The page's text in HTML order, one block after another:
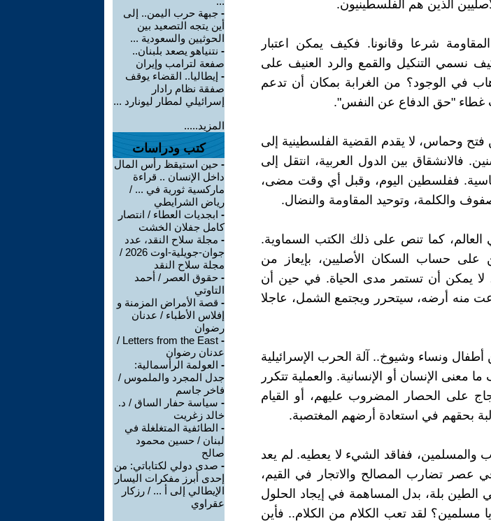
الذين هم الفلسطينيون.
شرعا وقانونا. فكيف يمكن اعتبار
نسمي التنكيل والقمع والرد العنيف على
في الوجود؟ من الغرابة بمكان أن تدعم
غطاء "حق الدفاع عن النفس".
فتح وحماس، لا يقدم القضية الفلسطينية إلى
فالانشقاق بين الدول العربية، انتقل إلى
ففلسطين اليوم، وقبل أي وقت مضى،
والكلمة، وتوحيد المقاومة والنضال.
العالم، كما تنص على ذلك الكتب السماوية.
حساب السكان الأصليين، بإيعاز من
لا يمكن أن تستمر مدى الحياة. في حين أن
منه أرضه، سيتحرر ويجتمع الشمل، عاجلا
أطفال ونساء وشيوخ.. آلة الحرب الإسرائيلية
معنى الإنسان أو الإنسانية. والعملية تتكرر
على الحصار المضروب عليهم، أو القيام
بحقهم في استعادة أرضهم المغتصبة.
والمسلمين، ففاقد الشيء لا يعطيه. لم يعد
عصر تضارب المصالح والاتجار في القيم،
الطين بلة، بدل المساهمة في إيجاد الحلول
مسلمين؟ لقد تعب الكلام من الكلام.. فأين
- جبهة حرب اليمن.. إلى
أين يتجه التصعيد بين
الحوثيين والسعودية ...
- نتنياهو يصعد بلبنان..
صفعة لترامب وإيران
- إيطاليا.. القضاء يوقف
صفقة نظام رادار
إسرائيلي لمطار ليونارد ...
المزيد.....
كتب ودراسات
- حين استيقظ رأس المال
داخل الإنسان .. قراءة
ماركسية ثورية في ... /
رياض الشرايطي
- ابجديات العطاء / انتصار
كامل جفلان الخشت
- مجلة سلاح النقد، عدد
جوان-جويلية-اوت 2026 /
مجلة سلاح النقد
- حقوق العصر / أحمد
التاوتي
- قصة الأمراض المزمنة و
إفلاس الأطباء / عدنان
رضوان
-
Letters from the East /
عدنان رضوان
- العولمة الرأسمالية:
جدل المجرد والملموس /
فاخر جاسم
- سياسة حفار الساق / د.
خالد زغريت
- الطائفية المتغلغلة في
لبنان / حسين محمود
صالح
- صدى دولي لكتاباتي: من
إحدى أبرز مفكرات اليسار
الإيطالي إلى أ ... / رزكار
عقراوي